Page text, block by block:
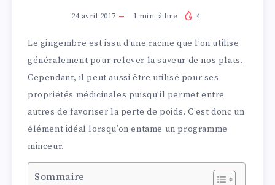
24 avril 2017 1 min. à lire 4
Le gingembre est issu d’une racine que l’on utilise
généralement pour relever la saveur de nos plats.
Cependant, il peut aussi être utilisé pour ses
propriétés médicinales puisqu’il permet entre
autres de favoriser la perte de poids. C’est donc un
élément idéal lorsqu’on entame un programme
minceur.
Sommaire